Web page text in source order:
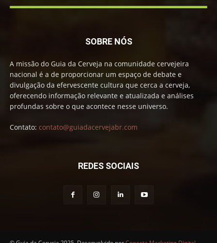
SOBRE NÓS
A missão do Guia da Cerveja na comunidade cervejeira
nacional é a de proporcionar um espaço de debate e
divulgação da efervescente cultura que cerca a cerveja,
oferecendo informação relevante e atualizada e análises
profundas sobre o que acontece nesse universo.
Contato: contato@guiadacervejabr.com
REDES SOCIAIS